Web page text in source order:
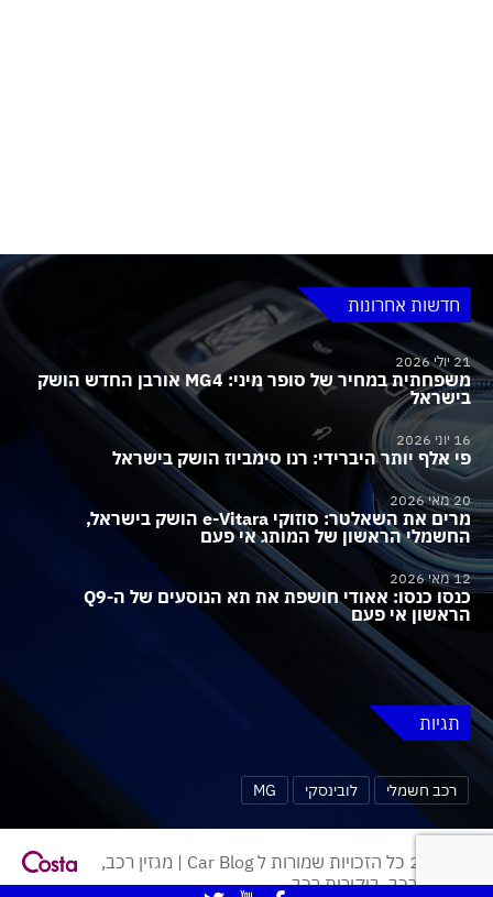
חדשות אחרונות
21 יולי 2026
משפחתית במחיר של סופר מיני: MG4 אורבן החדש הושק
בישראל
16 יוני 2026
פי אלף יותר היברידי: רנו סימביוז הושק בישראל
20 מאי 2026
מרים את השאלטר: סוזוקי e-Vitara הושק בישראל,
החשמלי הראשון של המותג אי פעם
12 מאי 2026
כנסו כנסו: אאודי חושפת את תא הנוסעים של ה-Q9
הראשון אי פעם
תגיות
רכב חשמלי לובינסקי MG
© 2026 כל הזכויות שמורות ל Car Blog | מגזין רכב,
חדשות רכב, ביקורות רכב.